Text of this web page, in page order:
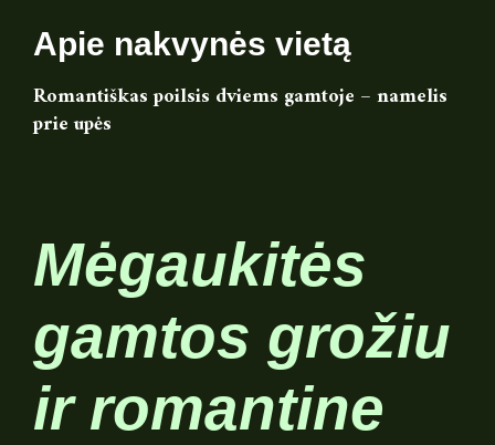
Apie nakvynės vietą
Romantiškas poilsis dviems gamtoje – namelis
prie upės
Mėgaukitės
gamtos grožiu
ir romantine